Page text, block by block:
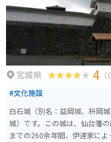
宮城県 4
#文化施設
白石城（別名：益岡城、枡岡
城）です。この城は、仙台藩
までの260余年間、伊達家によ